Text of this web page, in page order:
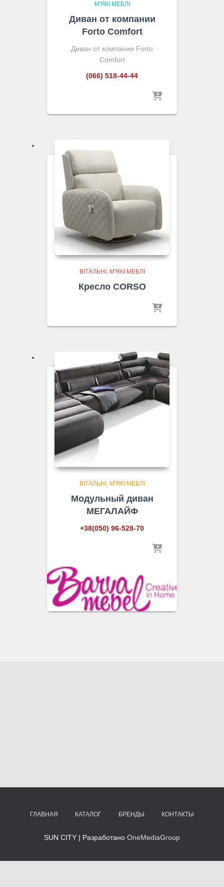
М'ЯКІ МЕБЛІ
Диван от компании
Forto Comfort
Диван от компании Forto
Comfort
(066) 518-44-44
ВІТАЛЬНІ М'ЯКІ МЕБЛІ
Кресло CORSO
ВІТАЛЬНІ М'ЯКІ МЕБЛІ
Модульный диван
МЕГАЛАЙФ
+38(050) 96-528-70
ГЛАВНАЯ КАТАЛОГ БРЕНДЫ КОНТАКТЫ
SUN CITY | Разработано OneMediaGroup